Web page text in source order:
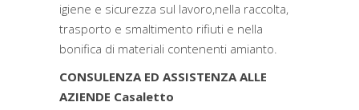
igiene e sicurezza sul lavoro,nella raccolta,
trasporto e smaltimento rifiuti e nella
bonifica di materiali contenenti amianto.
CONSULENZA ED ASSISTENZA ALLE
AZIENDE Casaletto